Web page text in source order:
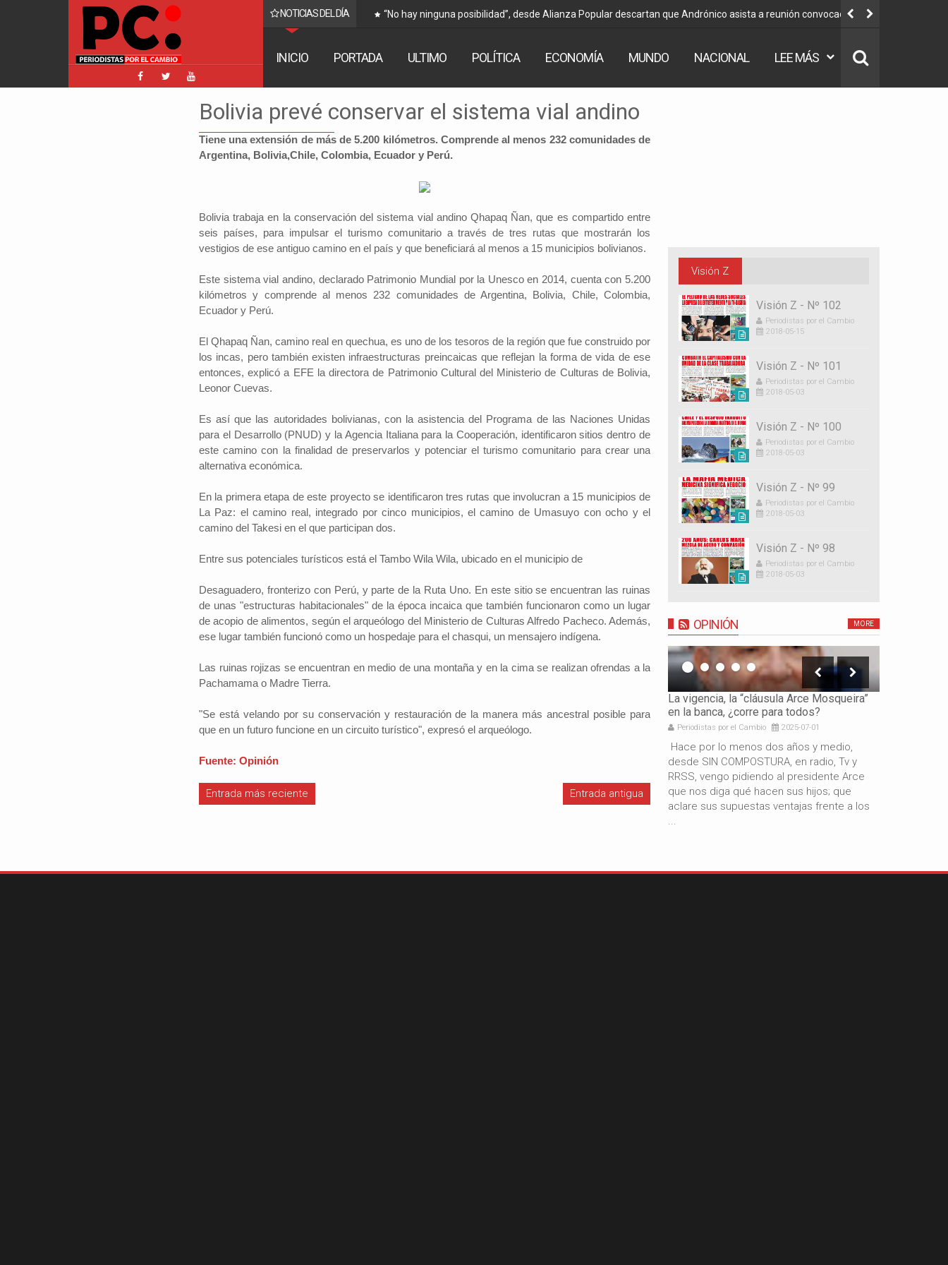
NOTICIAS DEL DÍA
reaparece y ratifica su denuncia contra Coaquira
“No hay ninguna posibilidad”, desde Alianza Popular descartan que Andrónico asista a reunión convocada por
INICIO PORTADA ULTIMO POLÍTICA ECONOMÍA MUNDO NACIONAL LEE MÁS
Bolivia prevé conservar el sistema vial andino
Tiene una extensión de más de 5.200 kilómetros. Comprende al menos 232 comunidades de
Argentina, Bolivia,Chile, Colombia, Ecuador y Perú.
Bolivia trabaja en la conservación del sistema vial andino Qhapaq Ñan, que es compartido entre
seis países, para impulsar el turismo comunitario a través de tres rutas que mostrarán los
vestigios de ese antiguo camino en el país y que beneficiará al menos a 15 municipios bolivianos.
Este sistema vial andino, declarado Patrimonio Mundial por la Unesco en 2014, cuenta con 5.200
kilómetros y comprende al menos 232 comunidades de Argentina, Bolivia, Chile, Colombia,
Ecuador y Perú.
El Qhapaq Ñan, camino real en quechua, es uno de los tesoros de la región que fue construido por
los incas, pero también existen infraestructuras preincaicas que reflejan la forma de vida de ese
entonces, explicó a EFE la directora de Patrimonio Cultural del Ministerio de Culturas de Bolivia,
Leonor Cuevas.
Es así que las autoridades bolivianas, con la asistencia del Programa de las Naciones Unidas
para el Desarrollo (PNUD) y la Agencia Italiana para la Cooperación, identificaron sitios dentro de
este camino con la finalidad de preservarlos y potenciar el turismo comunitario para crear una
alternativa económica.
En la primera etapa de este proyecto se identificaron tres rutas que involucran a 15 municipios de
La Paz: el camino real, integrado por cinco municipios, el camino de Umasuyo con ocho y el
camino del Takesi en el que participan dos.
Entre sus potenciales turísticos está el Tambo Wila Wila, ubicado en el municipio de
Desaguadero, fronterizo con Perú, y parte de la Ruta Uno. En este sitio se encuentran las ruinas
de unas "estructuras habitacionales" de la época incaica que también funcionaron como un lugar
de acopio de alimentos, según el arqueólogo del Ministerio de Culturas Alfredo Pacheco. Además,
ese lugar también funcionó como un hospedaje para el chasqui, un mensajero indígena.
Las ruinas rojizas se encuentran en medio de una montaña y en la cima se realizan ofrendas a la
Pachamama o Madre Tierra.
"Se está velando por su conservación y restauración de la manera más ancestral posible para
que en un futuro funcione en un circuito turístico", expresó el arqueólogo.
Fuente: Opinión
Entrada más reciente Entrada antigua
Visión Z
Visión Z - Nº 102
Periodistas por el Cambio
2018-05-15
Visión Z - Nº 101
Periodistas por el Cambio
2018-05-03
Visión Z - Nº 100
Periodistas por el Cambio
2018-05-03
Visión Z - Nº 99
Periodistas por el Cambio
2018-05-03
Visión Z - Nº 98
Periodistas por el Cambio
2018-05-03
OPINIÓN MORE
Periodistas por el Cambio 2022-09-09
Autor: Daniel Hinojosa, es economista
Santa Cruz representa alrededor de un
nacional y está basada en la producci...
coadyuvan a la naturalización de la
violencia
Periodistas por el Cambio
investigador y director del Instituto de
Investigaciones Sociológicas (IDI...
La vigencia, la “cláusula Arce Mosqueira”
en la banca, ¿corre para todos?
Periodistas por el Cambio 2025-07-01
Hace por lo menos dos años y medio,
desde SIN COMPOSTURA, en radio, Tv y
RRSS, vengo pidiendo al presidente Arce
que nos diga qué hacen sus hijos; que
aclare sus supuestas ventajas frente a los
...